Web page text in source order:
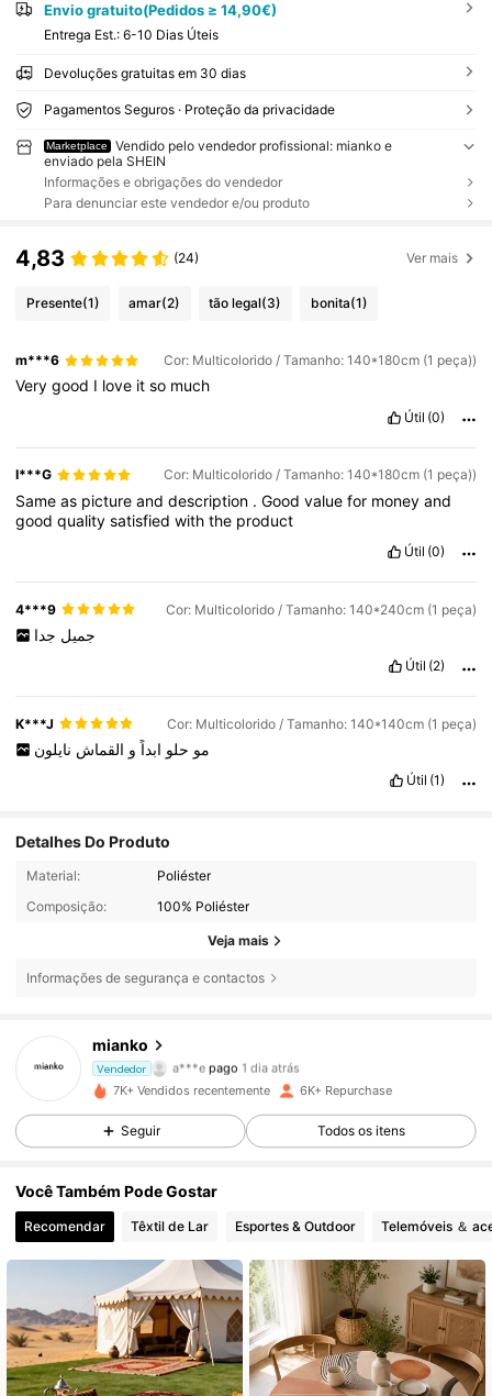
Envio gratuito(Pedidos ≥ 14,90€)
Entrega Est.: 6-10 Dias Úteis
Devoluções gratuitas em 30 dias
Pagamentos Seguros · Proteção da privacidade
Marketplace
Vendido pelo vendedor profissional: mianko e
enviado pela SHEIN
Informações e obrigações do vendedor
Para denunciar este vendedor e/ou produto
4,83 (24) Ver mais
Presente(1) amar(2) tão legal(3) bonita(1)
m***6 Cor: Multicolorido / Tamanho: 140*180cm (1 peça))
Verygood I love itso much
Útil (0)
I***G Cor: Multicolorido / Tamanho: 140*180cm (1 peça))
Sameas pictureanddescription .Goodvaluefor moneyand
goodqualitysatisfiedwiththe product
Útil (0)
4***9 Cor: Multicolorido / Tamanho: 140*240cm (1 peça)
جميل جدا
Útil (2)
K***J Cor: Multicolorido / Tamanho: 140*140cm (1 peça)
مو حلو ابداً و القماش نايلون
Útil (1)
Detalhes Do Produto
Material:
Poliéster
Composição:
100% Poliéster
Veja mais
Informações de segurança e contactos
mianko
Vendedor
a***e pago 1 dia atrás
2.9K Seguidores
4,83 2.9K Seguidores
4,83 2.9K Seguidores
4,83 2.9K Seguidores
7K+ Vendidos recentemente 6K+ Repurchase
Seguir Todos os itens
Você Também Pode Gostar
Recomendar Têxtil de Lar Esportes & Outdoor Telemóveis ＆